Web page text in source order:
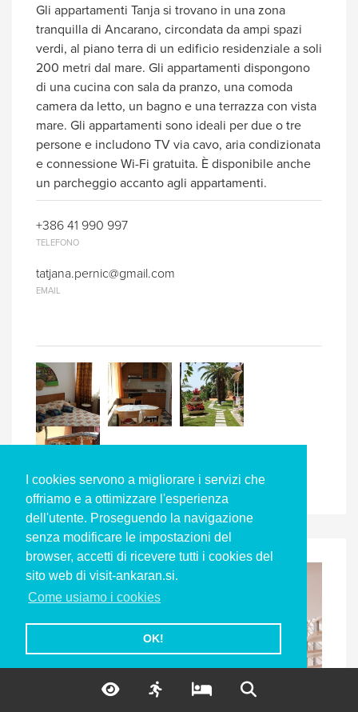
I cookies servono a migliorare i servizi che
offriamo e a ottimizzare l'esperienza
dell'utente. Proseguendo la navigazione
senza modificare le impostazioni del
browser, accetti di ricevere tutti i cookies del
sito web di visit-ankaran.si.
Come usiamo i cookies
OK!
Gli appartamenti Tanja si trovano in una zona
tranquilla di Ancarano, circondata da ampi spazi
verdi, al piano terra di un edificio residenziale a soli
200 metri dal mare. Gli appartamenti dispongono
di una cucina con sala da pranzo, una comoda
camera da letto, un bagno e una terrazza con vista
mare. Gli appartamenti sono ideali per due o tre
persone e includono TV via cavo, aria condizionata
e connessione Wi-Fi gratuita. È disponibile anche
un parcheggio accanto agli appartamenti.
+386 41 990 997
TELEFONO
tatjana.pernic@gmail.com
EMAIL